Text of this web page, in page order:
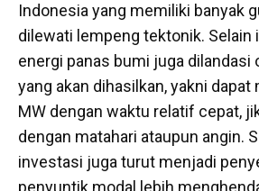
Indonesia yang memiliki banyak
dilewati lempeng tektonik. Selain
energi panas bumi juga dilandasi
yang akan dihasilkan, yakni dapat
MW dengan waktu relatif cepat,
dengan matahari ataupun angin.
investasi juga turut menjadi
penyuntik modal lebih